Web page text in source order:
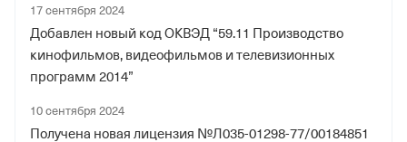
17 сентября 2024
Добавлен новый код ОКВЭД “59.11 Производство
кинофильмов, видеофильмов и телевизионных
программ 2014”
10 сентября 2024
Получена новая лицензия №Л035-01298-77/00184851